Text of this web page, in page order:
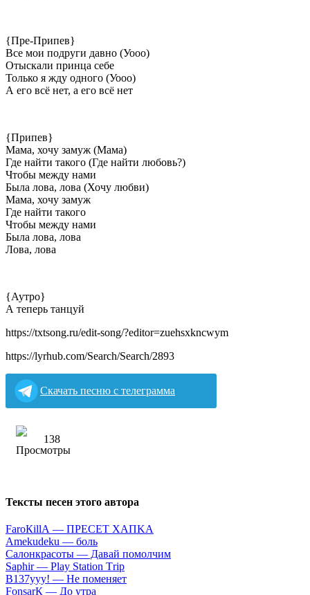
{Пре-Припев}
Все мои подруги давно (Уооо)
Отыскали принца себе
Только я жду одного (Уооо)
А его всё нет, а его всё нет
{Припев}
Мама, хочу замуж (Мама)
Где найти такого (Где найти любовь?)
Чтобы между нами
Была лова, лова (Хочу любви)
Мама, хочу замуж
Где найти такого
Чтобы между нами
Была лова, лова
Лова, лова
{Аутро}
А теперь танцуй
https://txtsong.ru/edit-song/?editor=zuehsxkncwym
https://lyrhub.com/Search/Search/2893
Скачать песню с телеграмма
138
Тексты песен этого автора
FаrоКillА — ПPECET XAПKA
Аmеkudеku — бoль
Caлoнкpacoты — Дaвaй пoмoлчим
Sарhir — Рlаy Stаtiоn Тriр
B137yyy! — He пoмeняeт
FоnsаrК — Дo утpa